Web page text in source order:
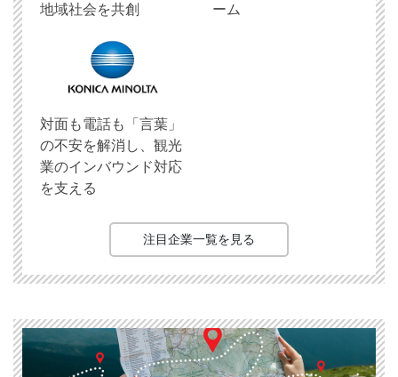
地域社会を共創
ーム
対面も電話も「言葉」
の不安を解消し、観光
業のインバウンド対応
を支える
注目企業一覧を見る